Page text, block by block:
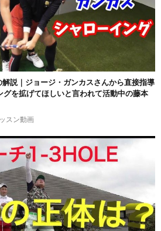
説｜ジョージ・ガンカスさんから直接指導
グを拡げてほしいと言われて活動中の藤本
スン動画